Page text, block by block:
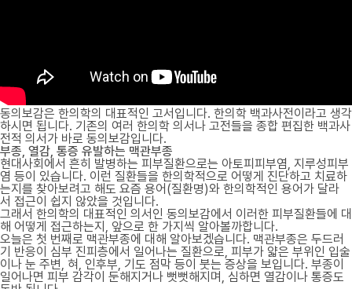
동의보감은 한의학의 대표적인 고서입니다. 한의학 백과사전이라고 생각
하시면 됩니다. 기존의 여러 한의학 의서나 고전들을 종합 편집한 백과사
전적 의서가 바로 동의보감입니다.
부종, 열감, 통증 유발하는 맥관부종
현대사회에서 흔히 발병하는 피부질환으로는 아토피피부염, 지루성피부
염 등이 있습니다. 이런 질환들을 한의학적으로 어떻게 진단하고 치료하
는지를 찾아보려고 해도 요즘 용어(질환명)와 한의학적인 용어가 달라
서 접근이 쉽지 않았을 것입니다.
그래서 한의학의 대표적인 의서인 동의보감에서 이러한 피부질환들에 대
해 어떻게 접근하는지, 앞으로 한 가지씩 알아볼까합니다.
오늘은 첫 번째로 맥관부종에 대해 알아보겠습니다. 맥관부종은 두드러
기 반응이 심부 진피층에서 일어나는 질환으로, 피부가 얇은 부위인 입술
이나 눈 주변, 혀, 인후부, 기도 점막 등이 붓는 증상을 보입니다. 부종이
일어나면 피부 감각이 둔해지거나 뻣뻣해지며, 심하면 열감이나 통증도